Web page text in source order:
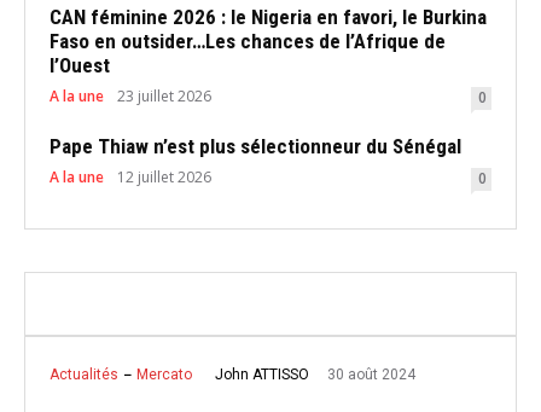
CAN féminine 2026 : le Nigeria en favori, le Burkina
Faso en outsider…Les chances de l’Afrique de
l’Ouest
A la une 23 juillet 2026 0
Pape Thiaw n’est plus sélectionneur du Sénégal
A la une 12 juillet 2026 0
Actualités Mercato John ATTISSO 30 août 2024